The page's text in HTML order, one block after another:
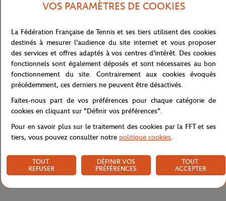
shirt "chelem". Vous pourrez afficher votre passion pour les 4 plus
grands tournois de l'année en portant ce t-shirt doté d'imprimés
représentants chaque tournoi par des symboles.
Référence :
RTSM0720-BLA
Caractéristiques
Livraison et retours
VOS PARAMÈTRES DE COOKIES
La Fédération Française de Tennis et ses tiers utilisent des cookies
destinés à mesurer l'audience du site internet et vous proposer
des services et offres adaptés à vos centres d'intérêt. Des cookies
fonctionnels sont également déposés et sont nécessaires au bon
fonctionnement du site. Contrairement aux cookies évoqués
précédemment, ces derniers ne peuvent être désactivés.
Faites-nous part de vos préférences pour chaque catégorie de
cookies en cliquant sur "Définir vos préférences".
Pour en savoir plus sur le traitement des cookies par la FFT et ses
tiers, vous pouvez consulter notre politique cookies.
TOUT
REFUSER
DÉFINIR VOS
PRÉFÉRENCES
TOUT
ACCEPTER